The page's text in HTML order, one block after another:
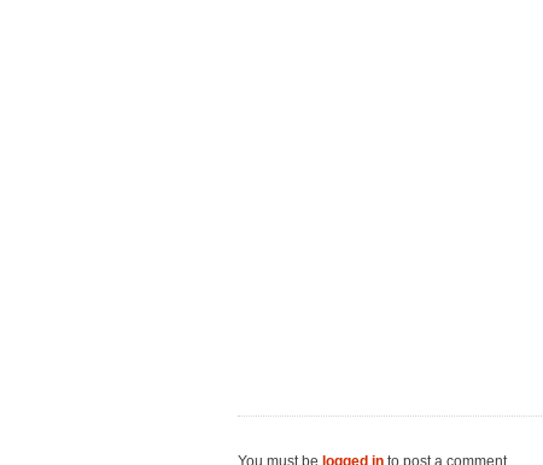
You must be logged in to post a comment.